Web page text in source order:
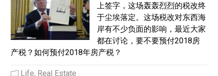
上签字，这场轰轰烈烈的税改终
于尘埃落定。这场税改对东西海
岸有不少负面的影响，最近大家
都在讨论，要不要预付2018房
产税？如何预付2018年房产税？
Life, Real Estate